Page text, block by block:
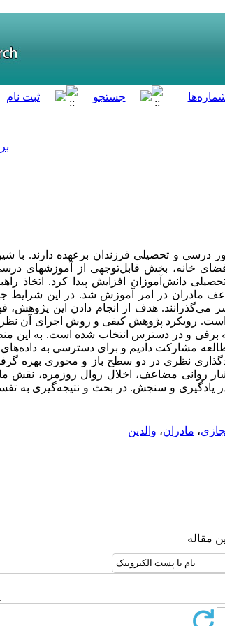
درسی و تحصیلی فرزندان برعهده دارند. با
خانه، بخش قابل‌­توجهی از آموزشهای
دانش‌­آموزان افزایش پیدا کرد. اتخاذ
مادران در امر آموزش شد. در این شرایط
می‌­گذرانند. هدف از انجام دادن این پژوهش،
است. رویکرد پژوهش کیفی و روش اجرای آن نظریه
در مطالعه مشارکت دادیم و برای دسترسی به داده­‌های
کدگذاری نظری در دو سطح باز و محوری بهره­
روانی مضاعف، اخلال روال روزمره، نقش
و سنجش. در بحث و نتیجه­‌گیری به
، مادران، والدین
مقاله